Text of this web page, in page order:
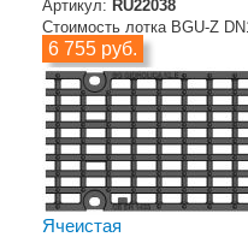
Артикул: RU22038
Стоимость лотка BGU-Z
6 755 руб.
Ячеистая